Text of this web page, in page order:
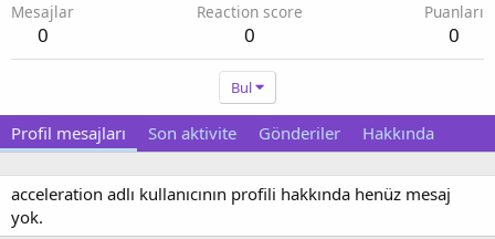
Mesajlar
0
Reaction score
0
Puanları
0
Bul
Profil mesajları Son aktivite Gönderiler Hakkında
acceleration adlı kullanıcının profili hakkında henüz mesaj
yok.